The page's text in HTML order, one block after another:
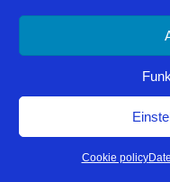
Cookie policy